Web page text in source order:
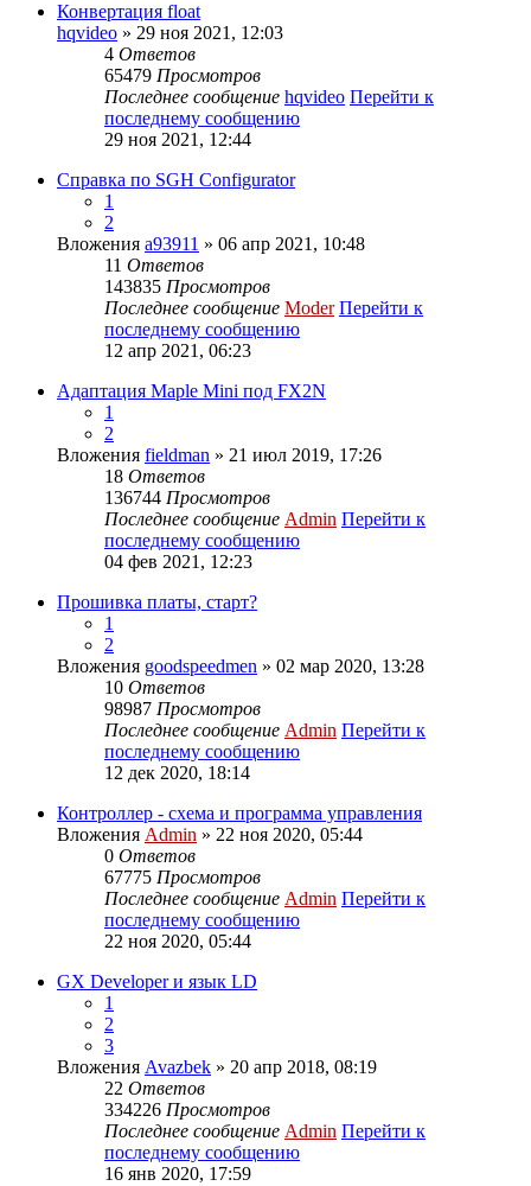
Конвертация float
hqvideo » 29 ноя 2021, 12:03
4 Ответов
65479 Просмотров
Последнее сообщение hqvideo Перейти к
последнему сообщению
29 ноя 2021, 12:44
Справка по SGH Configurator
1
2
Вложения a93911 » 06 апр 2021, 10:48
11 Ответов
143835 Просмотров
Последнее сообщение Moder Перейти к
последнему сообщению
12 апр 2021, 06:23
Адаптация Maple Mini под FX2N
1
2
Вложения fieldman » 21 июл 2019, 17:26
18 Ответов
136744 Просмотров
Последнее сообщение Admin Перейти к
последнему сообщению
04 фев 2021, 12:23
Прошивка платы, старт?
1
2
Вложения goodspeedmen » 02 мар 2020, 13:28
10 Ответов
98987 Просмотров
Последнее сообщение Admin Перейти к
последнему сообщению
12 дек 2020, 18:14
Контроллер - схема и программа управления
Вложения Admin » 22 ноя 2020, 05:44
0 Ответов
67775 Просмотров
Последнее сообщение Admin Перейти к
последнему сообщению
22 ноя 2020, 05:44
GX Developer и язык LD
1
2
3
Вложения Avazbek » 20 апр 2018, 08:19
22 Ответов
334226 Просмотров
Последнее сообщение Admin Перейти к
последнему сообщению
16 янв 2020, 17:59